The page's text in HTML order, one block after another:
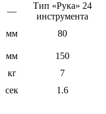
—
Тип «Рука» 24
инструмента
мм
80
мм
150
кг
7
сек
1.6